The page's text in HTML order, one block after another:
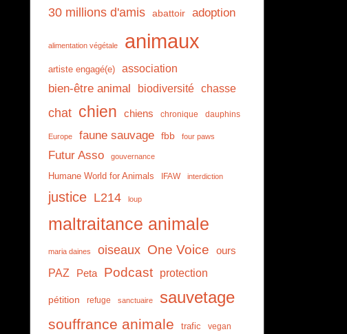
30 millions d'amis abattoir adoption
alimentation végétale animaux
artiste engagé(e) association
bien-être animal biodiversité chasse
chat chien chiens chronique dauphins
Europe faune sauvage fbb four paws
Futur Asso gouvernance
Humane World for Animals IFAW interdiction
justice L214 loup
maltraitance animale
maria daines oiseaux One Voice ours
PAZ Peta Podcast protection
pétition refuge sanctuaire sauvetage
souffrance animale trafic vegan